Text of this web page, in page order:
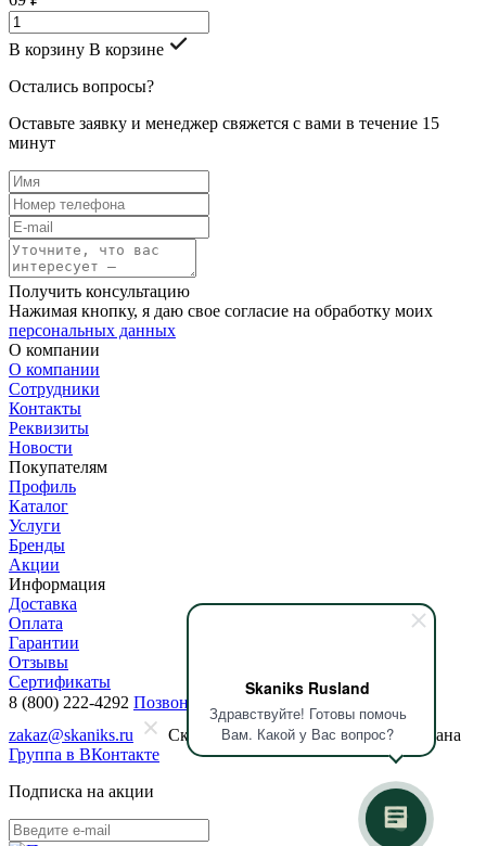
Skaniks Rusland
Здравствуйте! Готовы помочь
Вам. Какой у Вас вопрос?
В корзину В корзине
Остались вопросы?
Оставьте заявку и менеджер свяжется с вами в течение 15
минут
Получить консультацию
Нажимая кнопку, я даю свое согласие на обработку моих
персональных данных
О компании
О компании
Сотрудники
Контакты
Реквизиты
Новости
Покупателям
Профиль
Каталог
Услуги
Бренды
Акции
Информация
Доставка
Оплата
Гарантии
Отзывы
Сертификаты
8 (800) 222-4292 Позвонить
zakaz@skaniks.ru Скопировать почту Почта скопирована
Группа в ВКонтакте
Подписка на акции